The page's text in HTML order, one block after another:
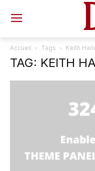
Accueil Tags Keith
TAG: KEITH